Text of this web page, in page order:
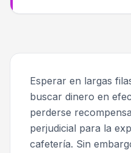
Esperar en largas
buscar dinero en
perderse
perjudicial para la
cafetería. Sin